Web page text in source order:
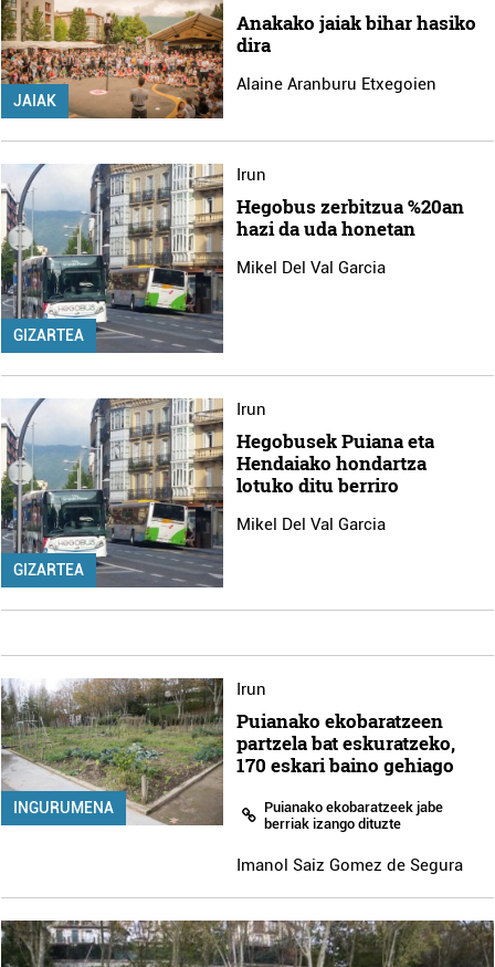
JAIAK
Anakako jaiak bihar hasiko
dira
Alaine Aranburu Etxegoien
GIZARTEA
Irun
Hegobus zerbitzua %20an
hazi da uda honetan
Mikel Del Val Garcia
GIZARTEA
Irun
Hegobusek Puiana eta
Hendaiako hondartza
lotuko ditu berriro
Mikel Del Val Garcia
INGURUMENA
Irun
Puianako ekobaratzeen
partzela bat eskuratzeko,
170 eskari baino gehiago
Puianako ekobaratzeek jabe
berriak izango dituzte
Imanol Saiz Gomez de Segura